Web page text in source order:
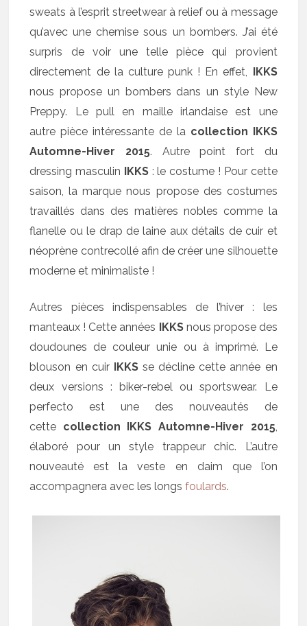
sweats à l’esprit streetwear à relief ou à message
qu’avec une chemise sous un bombers. J’ai été
surpris de voir une telle pièce qui provient
directement de la culture punk ! En effet,
IKKS
nous propose un bombers dans un style New
Preppy. Le pull en maille irlandaise est une
autre pièce intéressante de la collection IKKS
Automne-Hiver 2015. Autre point fort du
dressing masculin
IKKS: le costume ! Pour cette
saison, la marque nous propose des costumes
travaillés dans des matières nobles comme la
flanelle ou le drap de laine aux détails de cuir et
néoprène contrecollé afin de créer une silhouette
moderne et minimaliste !
Autres pièces indispensables de l’hiver : les
manteaux ! Cette années
IKKSnous propose des
doudounes de couleur unie ou à imprimé. Le
blouson en cuir
IKKSse décline cette année en
deux versions : biker-rebel ou sportswear. Le
perfecto est une des nouveautés de
cette collection IKKS Automne-Hiver 2015,
élaboré pour un style trappeur chic. L’autre
nouveauté est la veste en daim que l’on
accompagnera avec les longsfoulards.